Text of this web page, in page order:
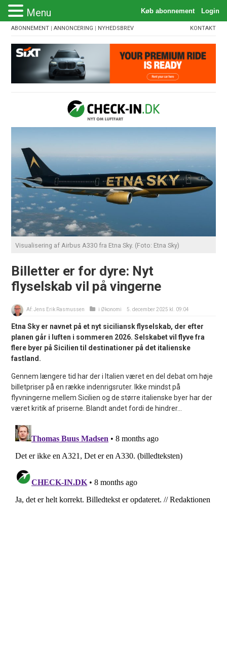
ABONNEMENT |ANNONCERING | NYHEDSBREV KONTAKT
Visualisering af Airbus A330 fra Etna Sky. (Foto: Etna Sky)
Billetter er for dyre: Nyt
flyselskab vil på vingerne
Af:Jens Erik Rasmussen i Økonomi 5. december 2025 kl. 09:04
Etna Sky er navnet på et nyt siciliansk flyselskab, der efter
planen går i luften i sommeren 2026. Selskabet vil flyve fra
flere byer på Sicilien til destinationer på det italienske
fastland.
Gennem længere tid har der i Italien været en del debat om høje
billetpriser på en række indenrigsruter. Ikke mindst på
flyvningerne mellem Sicilien og de større italienske byer har der
været kritik af priserne. Blandt andet fordi de hindrer...
Menu